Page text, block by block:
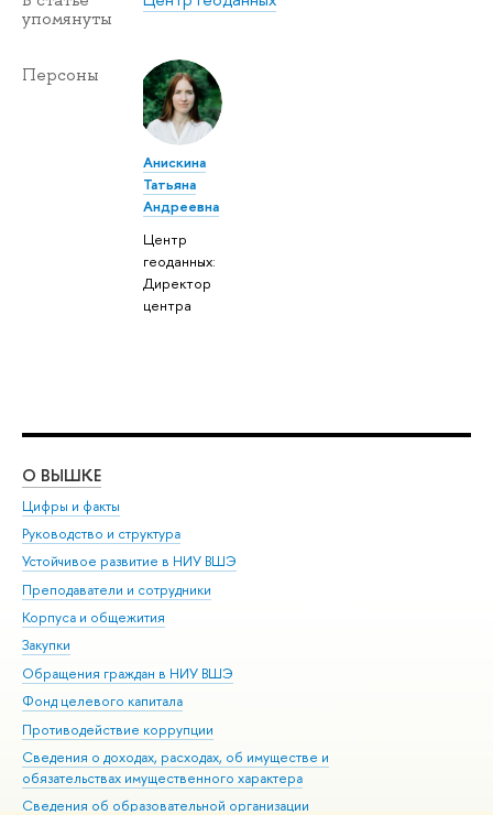
упомянуты
Персоны
Анискина
Татьяна
Андреевна
Центр
геоданных:
Директор
центра
О ВЫШКЕ
Цифры и факты
Руководство и структура
Устойчивое развитие в НИУ ВШЭ
Преподаватели и сотрудники
Корпуса и общежития
Закупки
Обращения граждан в НИУ ВШЭ
Фонд целевого капитала
Противодействие коррупции
Сведения о доходах, расходах, об имуществе и
обязательствах имущественного характера
Сведения об образовательной организации